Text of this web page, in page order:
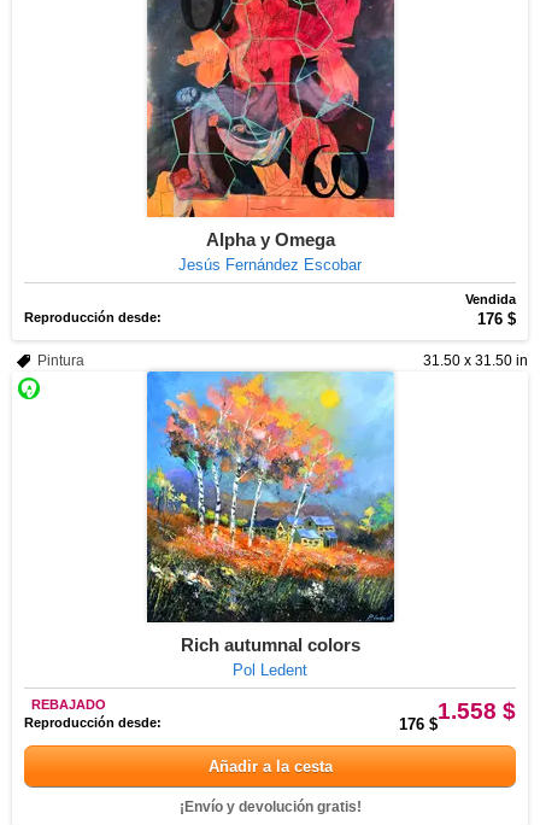
Alpha y Omega
Jesús Fernández Escobar
Vendida
Reproducción desde:
176 $
31.50 x 31.50 in
Pintura
Rich autumnal colors
Pol Ledent
1.558 $
REBAJADO
Reproducción desde:
176 $
Añadir a la cesta
¡Envío y devolución gratis!